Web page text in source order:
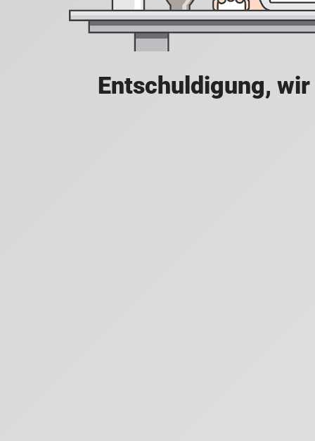
Entschuldigung,